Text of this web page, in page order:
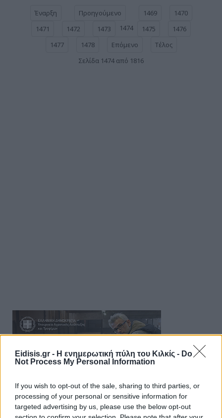
Eidisis.gr - Η ενημερωτική πύλη του Κιλκίς - Do
Not Process My Personal Information
If you wish to opt-out of the sale, sharing to third parties, or
processing of your personal or sensitive information for
targeted advertising by us, please use the below opt-out
Έναρξη Προηγούμενο 1469
1470
1471
1472 1473 1474 1475
1476
1477
1478 Επόμενο
Τέλος
Σελίδα 1474 από 1816